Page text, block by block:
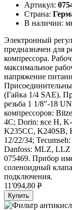
Артикул:
Страна:
В наличии:
Электронный
предназначен для
компрессора.
максимальное
напряжение
(Гайка 1/4 SAE).
резьба 1 1/8"-18
компрессоров:
4C; Dorin: все H,
K235CC, K240SB,
12/22/34;
Danfoss: MLZ, LLZ
075469. Прибор
соленоидный
подключения.
11'094,80 P
Купить